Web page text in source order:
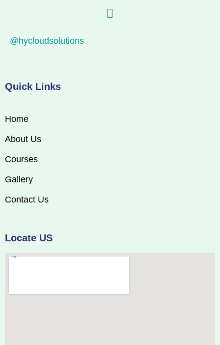
@hycloudsolutions
Quick Links
Home
About Us
Courses
Gallery
Contact Us
Locate US